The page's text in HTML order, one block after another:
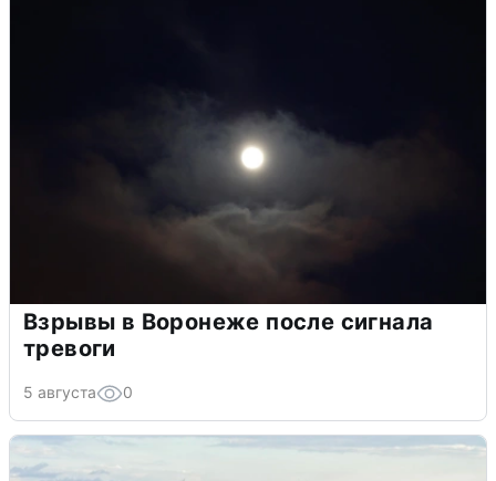
Взрывы в Воронеже после сигнала
тревоги
5 августа 0